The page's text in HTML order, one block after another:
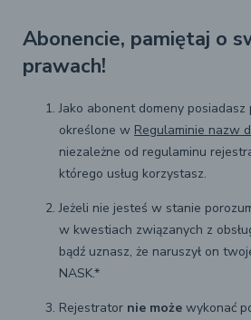
Abonencie, pamiętaj o
prawach!
Jako abonent domeny
określone w Regulaminie nazw
niezależne od regulaminu
którego usług korzystasz.
Jeżeli nie jesteś w stanie
w kwestiach związanych z
bądź uznasz, że naruszył on
NASK.*
Rejestrator nie może wykonać